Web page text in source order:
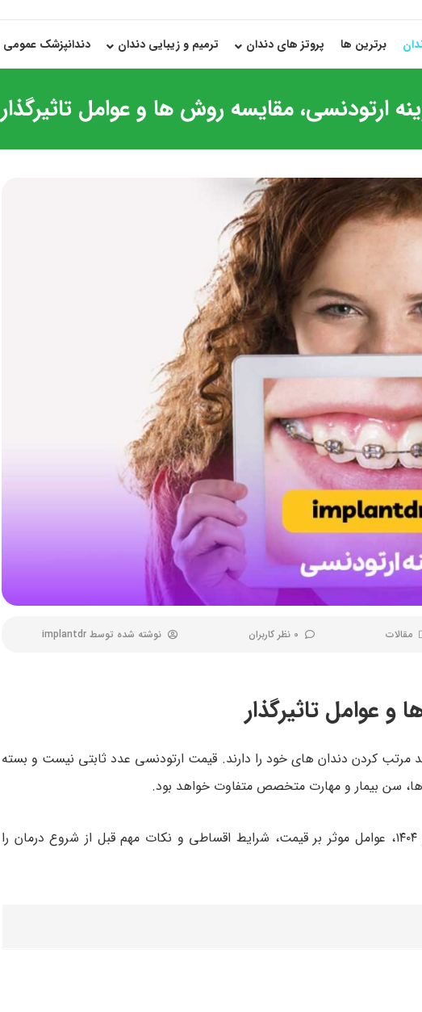
برترین ها پروتز های دندان ترمیم و زیبایی دندان دندانپزشک عمومی
ارتودنسی، مقایسه روش ها و عوامل تاثیرگذار
مقالات 0 نظر کاربران نوشته شده توسط implantdr
عوامل تاثیرگذار
کردن دندان های خود را دارند. قیمت ارتودنسی عدد ثابتی نیست و بسته
سن بیمار و مهارت متخصص متفاوت خواهد بود.
، جدول کامل هزینه ارتودنسی در سال ۱۴۰۴، عوامل موثر بر قیمت، شرایط اقساطی و نکات مهم قبل از شروع درمان را